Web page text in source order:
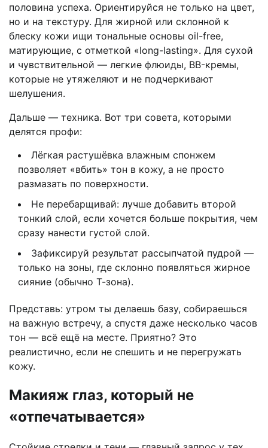
половина успеха. Ориентируйся не только на цвет,
но и на текстуру. Для жирной или склонной к
блеску кожи ищи тональные основы oil-free,
матирующие, с отметкой «long-lasting». Для сухой
и чувствительной — легкие флюиды, BB-кремы,
которые не утяжеляют и не подчеркивают
шелушения.
Дальше — техника. Вот три совета, которыми
делятся профи:
Лёгкая растушёвка влажным спонжем
позволяет «вбить» тон в кожу, а не просто
размазать по поверхности.
Не перебарщивай: лучше добавить второй
тонкий слой, если хочется больше покрытия, чем
сразу нанести густой слой.
Зафиксируй результат рассыпчатой пудрой —
только на зоны, где склонно появляться жирное
сияние (обычно Т-зона).
Представь: утром ты делаешь базу, собираешься
на важную встречу, а спустя даже несколько часов
тон — всё ещё на месте. Приятно? Это
реалистично, если не спешить и не перегружать
кожу.
Макияж глаз, который не
«отпечатывается»